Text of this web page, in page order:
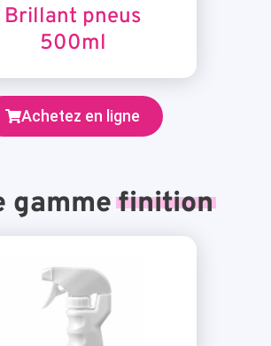
Brillant pneus
500ml
Achetez en ligne
gammefinition